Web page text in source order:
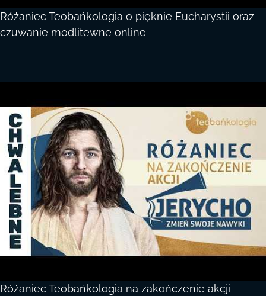
Różaniec Teobańkologia o pięknie Eucharystii oraz
czuwanie modlitewne online
Różaniec Teobańkologia na zakończenie akcji